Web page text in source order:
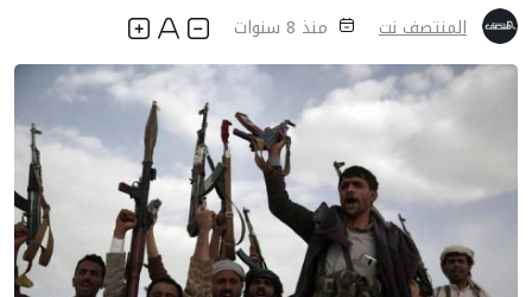
المنتصف نت منذ 8 سنوات